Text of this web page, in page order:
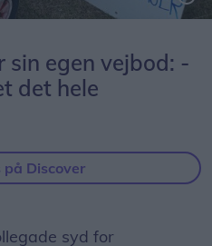
egen vejbod: -
det hele
på Discover
syd for